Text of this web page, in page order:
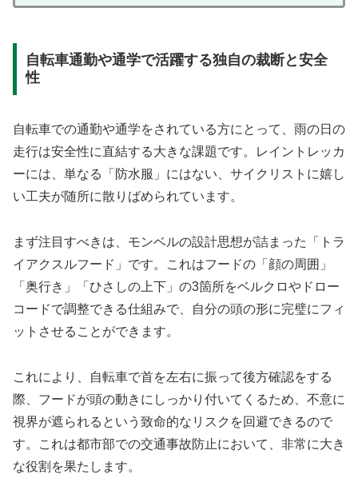
自転車通勤や通学で活躍する独自の裁断と安全
性
自転車での通勤や通学をされている方にとって、雨の日の
走行は安全性に直結する大きな課題です。レイントレッカ
ーには、単なる「防水服」にはない、サイクリストに嬉し
い工夫が随所に散りばめられています。
まず注目すべきは、モンベルの設計思想が詰まった「トラ
イアクスルフード」です。これはフードの「顔の周囲」
「奥行き」「ひさしの上下」の3箇所をベルクロやドロー
コードで調整できる仕組みで、自分の頭の形に完璧にフィ
ットさせることができます。
これにより、自転車で首を左右に振って後方確認をする
際、フードが頭の動きにしっかり付いてくるため、 不意に
視界が遮られるという致命的なリスクを回避できるので
す。これは都市部での交通事故防止において、非常に大き
な役割を果たします。